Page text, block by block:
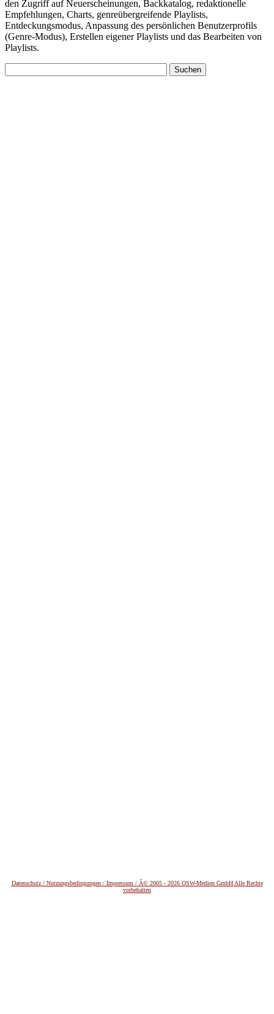
den Zugriff auf Neuerscheinungen, Backkatalog, redaktionelle
Empfehlungen, Charts, genreübergreifende Playlists,
Entdeckungsmodus, Anpassung des persönlichen Benutzerprofils
(Genre-Modus), Erstellen eigener Playlists und das Bearbeiten von
Playlists.
Datenschutz / Nutzungsbedingungen / Impressum / Â© 2005 - 2026 OSW-Medien GmbH Alle Rechte
vorbehalten